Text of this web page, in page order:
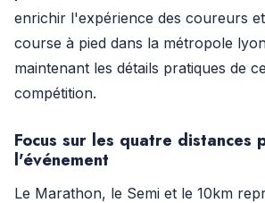
enrichir l'expérience des coureurs
course à pied dans la métropole
maintenant les détails pratiques de
compétition.
Focus sur les quatre distances
l'événement
Le Marathon, le Semi et le 10km